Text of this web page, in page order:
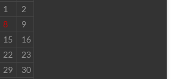
1
2
8
9
15
16
22
23
29
30